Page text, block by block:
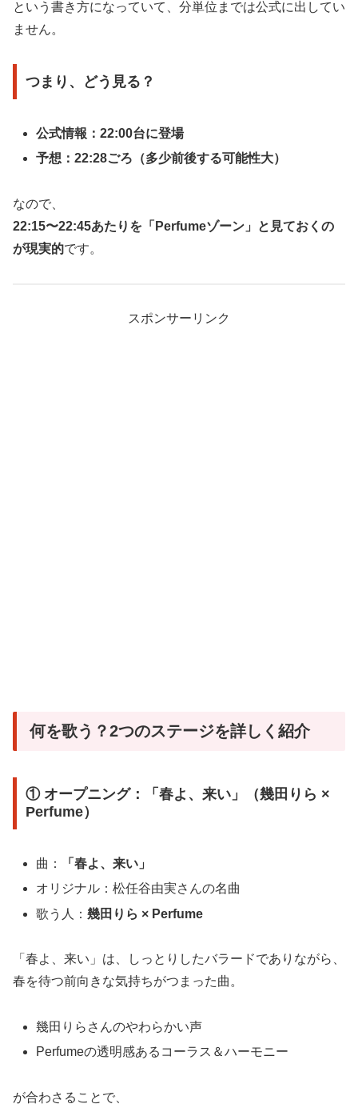
という書き方になっていて、分単位までは公式に出してい
ません。
つまり、どう見る？
公式情報：22:00台に登場
予想：22:28ごろ（多少前後する可能性大）
なので、
22:15〜22:45あたりを「Perfumeゾーン」と見ておくの
が現実的です。
スポンサーリンク
何を歌う？2つのステージを詳しく紹介
① オープニング：「春よ、来い」（幾田りら ×
Perfume）
曲：
「春よ、来い」
オリジナル：松任谷由実さんの名曲
歌う人：幾田りら × Perfume
「春よ、来い」は、しっとりしたバラードでありながら、
春を待つ前向きな気持ちがつまった曲。
幾田りらさんのやわらかい声
Perfumeの透明感あるコーラス＆ハーモニー
が合わさることで、